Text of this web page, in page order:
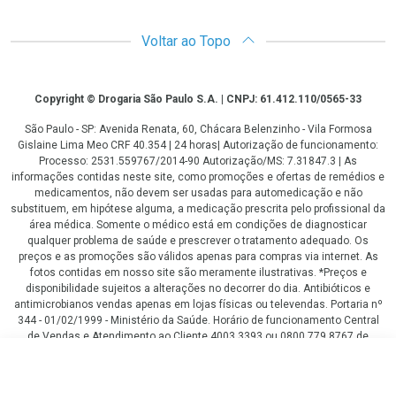
Voltar ao Topo
CopyrightCopyright © Drogaria São Paulo S.A. | CNPJ: 61.412.110/0565-33
São Paulo - SP: Avenida Renata, 60, Chácara Belenzinho - Vila Formosa
Gislaine Lima Meo CRF 40.354 | 24 horas| Autorização de funcionamento:
Processo: 2531.559767/2014-90 Autorização/MS: 7.31847.3 | As
informações contidas neste site, como promoções e ofertas de remédios e
medicamentos, não devem ser usadas para automedicação e não
substituem, em hipótese alguma, a medicação prescrita pelo profissional da
área médica. Somente o médico está em condições de diagnosticar
qualquer problema de saúde e prescrever o tratamento adequado. Os
preços e as promoções são válidos apenas para compras via internet. As
fotos contidas em nosso site são meramente ilustrativas. *Preços e
disponibilidade sujeitos a alterações no decorrer do dia. Antibióticos e
antimicrobianos vendas apenas em lojas físicas ou televendas. Portaria nº
344 - 01/02/1999 - Ministério da Saúde. Horário de funcionamento Central
de Vendas e Atendimento ao Cliente 4003 3393 ou 0800 779 8767 de